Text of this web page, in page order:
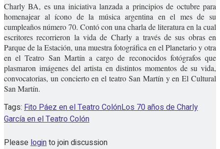
Charly BA, es una iniciativa lanzada a principios de octubre para
homenajear al ícono de la música argentina en el mes de su
cumpleaños número 70. Contó con una charla de literatura en la cual
escritores recorrieron la vida de Charly a través de sus obras en
Parque de la Estación, una muestra fotográfica en el Planetario y otra
en el Teatro San Martín a cargo de reconocidos fotógrafos que
plasmaron imágenes del artista en distintos momentos de su vida,
convocatorias, un concierto en el teatro San Martín y en El Cultural
San Martín.
Tags: Fito Páez en el Teatro ColónLos 70 años de Charly
García en el Teatro Colón
Please loginto join discussion